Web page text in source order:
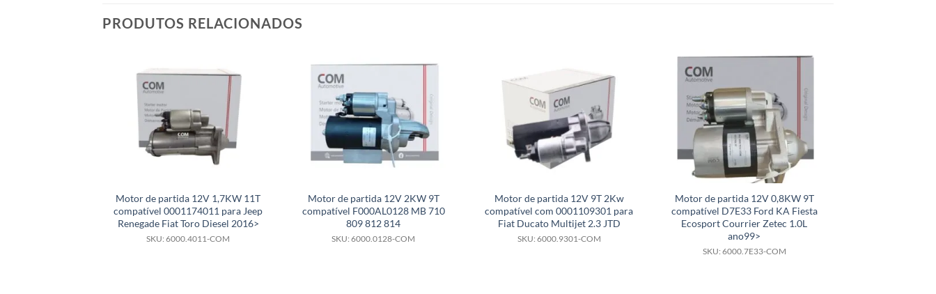
PRODUTOS RELACIONADOS
Motor de partida 12V 1,7KW 11T
compatível 0001174011 para Jeep
Renegade Fiat Toro Diesel 2016>
SKU: 6000.4011-COM
Motor de partida 12V 2KW 9T
compatível F000AL0128 MB 710
809 812 814
SKU: 6000.0128-COM
Motor de partida 12V 9T 2Kw
compatível com 0001109301 para
Fiat Ducato Multijet 2.3 JTD
SKU: 6000.9301-COM
Motor de partida 12V 0,8KW 9T
compatível D7E33 Ford KA Fiesta
Ecosport Courrier Zetec 1.0L
ano99>
SKU: 6000.7E33-COM